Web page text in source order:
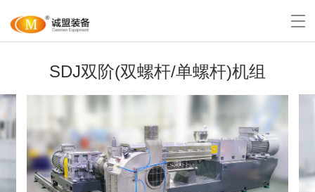
SDJ双阶(双螺杆/单螺杆)机组